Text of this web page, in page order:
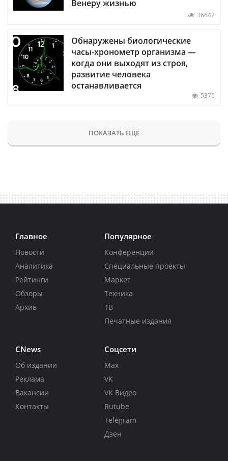
Венеру жизнью
36642
Обнаружены биологические
часы-хронометр организма —
когда они выходят из строя,
развитие человека
останавливается
5375
ПОКАЗАТЬ ЕЩЕ
Главное
Новости
Аналитика
Рейтинги
Обзоры
Архив
Популярное
Конференции
Специальные проекты
Маркет
Техника
ТВ
Печатные издания
CNews
Об издании
Реклама
Вакансии
Контакты
Соцсети
Max
VK
VK Видео
Rutube
Telegram
Дзен